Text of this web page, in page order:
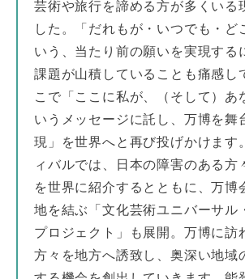
芸術や旅行を諦める方が多くいる
した。「だれもが・いつでも・ど
いう、当たり前の願いを実現する
課題が山積していることも痛感し
こで「ここに私が、（そして）あ
いうメッセージに託し、万博を舞
現」を世界へと再び投げかけます
ィバルでは、日本の障害のある方
を世界に紹介するとともに、万博
地を結ぶ「文化芸術ユニバーサル
プロジェクト」も展開。万博に訪
方々を地方へ誘致し、奥深い地域